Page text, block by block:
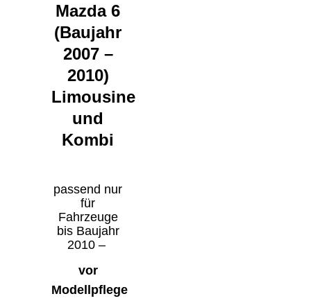
Mazda 6
(Baujahr
2007 –
2010)
Limousine
und
Kombi
passend nur
für
Fahrzeuge
bis Baujahr
2010 –
vor
Modellpflege